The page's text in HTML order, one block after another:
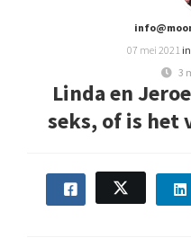
07 mei 2021 in
3
Linda en
seks, of is het